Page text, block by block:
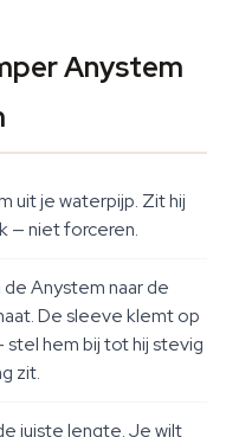
Anystem
uit je waterpijp. Zit hij
— niet forceren.
Anystem naar de
De sleeve klemt op
stel hem bij tot hij stevig
zit.
juiste lengte. Je wilt